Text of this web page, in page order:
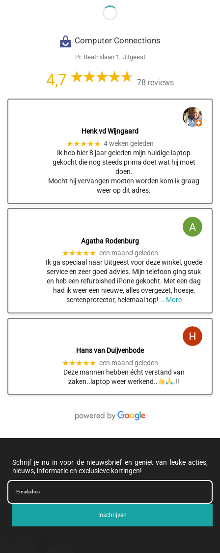
Computer Connections
Pr. Beatrixlaan 1, Uitgeest
4,7 78 reviews
Henk vd Wijngaard
★★★★★ 4 weken geleden
Ik heb hier 8 jaar geleden mijn huidige laptop
gekocht die nog steeds prima doet wat hij moet
doen.
Mocht hij vervangen moeten worden kom ik graag
weer op dit adres.
Agatha Rodenburg
★★★★★ een maand geleden
Ik ga speciaal naar Uitgeest voor deze winkel, goede
service en zeer goed advies. Mijn telefoon ging stuk
en heb een refurbished iPone gekocht. Met een dag
had ik weer een nieuwe, alles overgezet, hoesje,
screenprotector, helemaal top! … More
Hans van Duijvenbode
★★★★★ een maand geleden
Deze mannen hebben écht verstand van
zaken..laptop weer werkend..
.!!
Schrijf je nu in voor de nieuwsbrief en geniet van leuke acties,
nieuws, informatie en exclusieve kortingen!
Inschrijven